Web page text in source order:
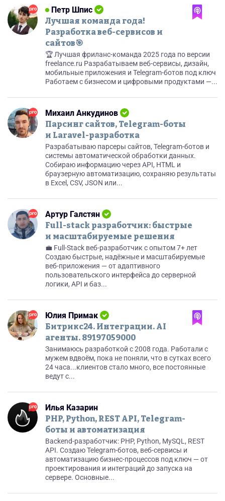
Петр Шпис
Лучшая команда года!
Разработка веб-сервисов и
сайтов🎯
🏆 Лучшая фриланс-команда 2025 года по версии
freelance.ru Разрабатываем веб-сервисы, дизайн,
мобильные приложения и Telegram-ботов под ключ
Работаем с бизнесом и цифровыми продуктами —...
Михаил Анкудинов
Парсинг сайтов, Telegram-боты
и Laravel-разработка
Разрабатываю парсеры сайтов, Telegram-ботов и
системы автоматической обработки данных.
Собираю информацию через API, HTML и
браузерную автоматизацию, сохраняю результаты
в Excel, CSV, JSON или...
Артур Галстян
Full-stack разработчик: быстрые
и масштабируемые решения
💼 Full-Stack веб-разработчик с опытом 7+ лет
Создаю быстрые, надёжные и масштабируемые
веб-приложения — от адаптивного
пользовательского интерфейса до серверной
логики, API и баз...
Юлия Примак
Битрикс24. Интеграции. AI
агенты. 89197059000
Занимаюсь разработкой с 2008 года. Работали с
мужем вдвоём, пока не поняли, что в сутках всего
24 часа...клиентов стало много, все постоянные
ведут с...
Илья Казарин
PHP, Python, REST API, Telegram-
боты и автоматизация
Backend-разработчик: PHP, Python, MySQL, REST
API. Создаю Telegram-ботов, веб-сервисы и
автоматизацию бизнес-процессов под ключ — от
проектирования и интеграций до запуска на
сервере. Основные...